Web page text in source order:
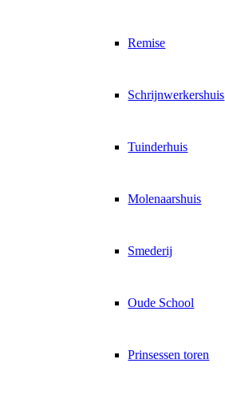
Remise
Schrijnwerkershuis
Tuinderhuis
Molenaarshuis
Smederij
Oude School
Prinsessen toren